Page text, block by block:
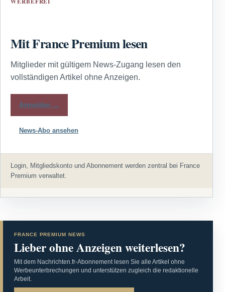
Mit France Premium lesen
Mitglieder mit gültigem News-Zugang lesen den
vollständigen Artikel ohne Anzeigen.
Anmelden →
News-Abo ansehen
Login, Mitgliedskonto und Abonnement werden zentral bei France
Premium verwaltet.
FRANCE PREMIUM NEWS
Lieber ohne Anzeigen weiterlesen?
Mit dem Nachrichten.fr-Abonnement lesen Sie alle Artikel ohne
Werbeunterbrechungen und unterstützen zugleich die redaktionelle
Arbeit.